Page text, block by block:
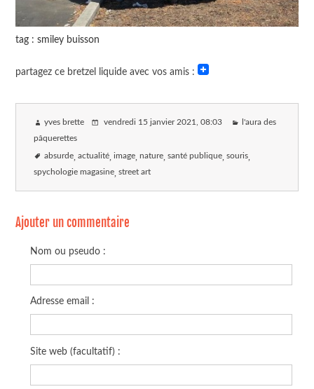
tag : smiley buisson
partagez ce bretzel liquide avec vos amis :
yves brette vendredi 15 janvier 2021, 08:03 l'aura des
pâquerettes
absurde actualité image nature santé publique souris
spychologie magasine street art
Ajouter un commentaire
Nom ou pseudo :
Adresse email :
Site web (facultatif) :